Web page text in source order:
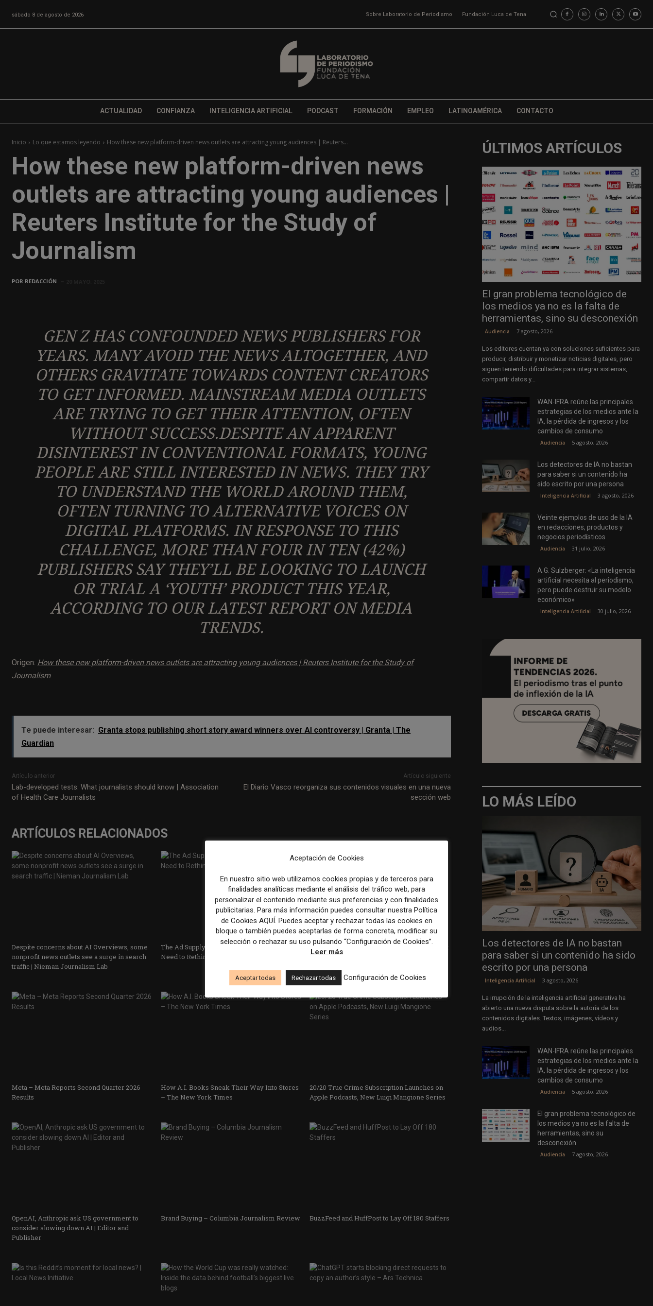
sábado 8 de agosto de 2026 Sobre Laboratorio de Periodismo Fundación Luca de Tena
ACTUALIDAD CONFIANZA INTELIGENCIA ARTIFICIAL PODCAST FORMACIÓN EMPLEO LATINOAMÉRICA CONTACTO
Inicio Lo que estamos leyendo How these new platform-driven news outlets are attracting young audiences | Reuters...
How these new platform-driven news
outlets are attracting young audiences |
Reuters Institute for the Study of
Journalism
POR REDACCIÓN
GEN Z HAS CONFOUNDED NEWS PUBLISHERS FOR
YEARS. MANY AVOID THE NEWS ALTOGETHER, AND
OTHERS GRAVITATE TOWARDS CONTENT CREATORS
TO GET INFORMED. MAINSTREAM MEDIA OUTLETS
ARE TRYING TO GET THEIR ATTENTION, OFTEN
WITHOUT SUCCESS.DESPITE AN APPARENT
DISINTEREST IN CONVENTIONAL FORMATS, YOUNG
PEOPLE ARE STILL INTERESTED IN NEWS. THEY TRY
TO UNDERSTAND THE WORLD AROUND THEM,
OFTEN TURNING TO ALTERNATIVE VOICES ON
DIGITAL PLATFORMS. IN RESPONSE TO THIS
CHALLENGE, MORE THAN FOUR IN TEN (42%)
PUBLISHERS SAY THEY’LL BE LOOKING TO LAUNCH
OR TRIAL A ‘YOUTH’ PRODUCT THIS YEAR,
ACCORDING TO OUR LATEST REPORT ON MEDIA
TRENDS.
Origen: How these new platform-driven news outlets are attracting young audiences | Reuters Institute for the Study of
Journalism
Te puede interesar: Granta stops publishing short story award winners over AI controversy | Granta | The
Guardian
Artículo anterior
Lab-developed tests: What journalists should know | Association
of Health Care Journalists
Artículo siguiente
El Diario Vasco reorganiza sus contenidos visuales en una nueva
sección web
ARTÍCULOS RELACIONADOS
Despite concerns about AI Overviews, some
nonprofit news outlets see a surge in search
traffic | Nieman Journalism Lab
The Ad Supply Crunch Is Here. Publishers
Need to Rethink Scarcity
How three newsrooms are charting different
paths for AI use | Nieman Journalism Lab
Meta – Meta Reports Second Quarter 2026
Results
How A.I. Books Sneak Their Way Into Stores
– The New York Times
20/20 True Crime Subscription Launches on
Apple Podcasts, New Luigi Mangione Series
OpenAI, Anthropic ask US government to
consider slowing down AI | Editor and
Publisher
Brand Buying – Columbia Journalism Review BuzzFeed and HuffPost to Lay Off 180 Staffers
ÚLTIMOS ARTÍCULOS
El gran problema tecnológico de
los medios ya no es la falta de
herramientas, sino su desconexión
Audiencia 7 agosto, 2026
Los editores cuentan ya con soluciones suficientes para
producir, distribuir y monetizar noticias digitales, pero
siguen teniendo dificultades para integrar sistemas,
compartir datos y...
WAN-IFRA reúne las principales
estrategias de los medios ante la
IA, la pérdida de ingresos y los
cambios de consumo
Audiencia 5 agosto, 2026
Los detectores de IA no bastan
para saber si un contenido ha
sido escrito por una persona
Inteligencia Artificial 3 agosto, 2026
Veinte ejemplos de uso de la IA
en redacciones, productos y
negocios periodísticos
Audiencia 31 julio, 2026
A.G. Sulzberger: «La inteligencia
artificial necesita al periodismo,
pero puede destruir su modelo
económico»
Inteligencia Artificial 30 julio, 2026
LO MÁS LEÍDO
Los detectores de IA no bastan
para saber si un contenido ha sido
escrito por una persona
Inteligencia Artificial 3 agosto, 2026
La irrupción de la inteligencia artificial generativa ha
abierto una nueva disputa sobre la autoría de los
contenidos digitales. Textos, imágenes, vídeos y
audios...
WAN-IFRA reúne las principales
estrategias de los medios ante la
IA, la pérdida de ingresos y los
cambios de consumo
Audiencia 5 agosto, 2026
El gran problema tecnológico de
los medios ya no es la falta de
herramientas, sino su
desconexión
Audiencia 7 agosto, 2026
Aceptación de Cookies
En nuestro sitio web utilizamos cookies propias y de terceros para
finalidades analíticas mediante el análisis del tráfico web, para
personalizar el contenido mediante sus preferencias y con finalidades
publicitarias. Para más información puedes consultar nuestra Política
de Cookies AQUÍ. Puedes aceptar y rechazar todas las cookies en
bloque o también puedes aceptarlas de forma concreta, modificar su
selección o rechazar su uso pulsando “Configuración de Cookies”.
Leer más
Aceptar todas Rechazar todas Configuración de Cookies